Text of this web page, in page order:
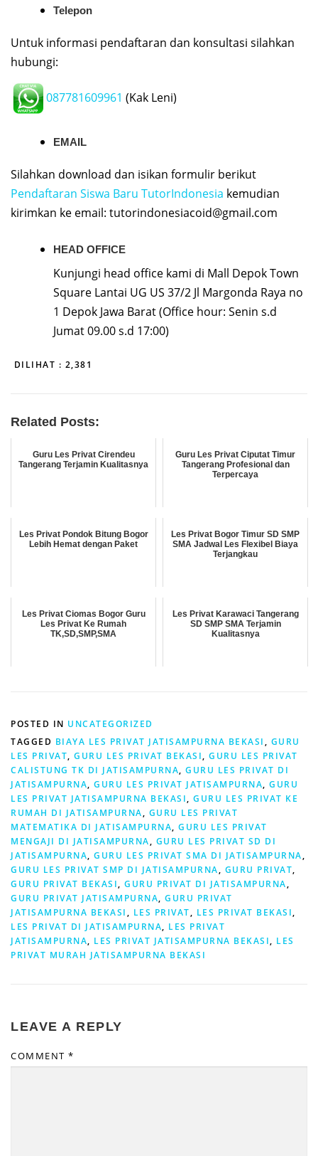
Telepon
Untuk informasi pendaftaran dan konsultasi silahkan
hubungi:
087781609961 (Kak Leni)
EMAIL
Silahkan download dan isikan formulir berikut
Pendaftaran Siswa Baru TutorIndonesia kemudian
kirimkan ke email: tutorindonesiacoid@gmail.com
HEAD OFFICE
Kunjungi head office kami di Mall Depok Town
Square Lantai UG US 37/2 Jl Margonda Raya no
1 Depok Jawa Barat (Office hour: Senin s.d
Jumat 09.00 s.d 17:00)
DILIHAT : 2,381
Related Posts:
Guru Les Privat Cirendeu
Tangerang Terjamin Kualitasnya
Guru Les Privat Ciputat Timur
Tangerang Profesional dan
Terpercaya
Les Privat Pondok Bitung Bogor
Lebih Hemat dengan Paket
Les Privat Bogor Timur SD SMP
SMA Jadwal Les Flexibel Biaya
Terjangkau
Les Privat Ciomas Bogor Guru
Les Privat Ke Rumah
TK,SD,SMP,SMA
Les Privat Karawaci Tangerang
SD SMP SMA Terjamin
Kualitasnya
POSTED IN UNCATEGORIZED
TAGGED BIAYA LES PRIVAT JATISAMPURNA BEKASI, GURU
LES PRIVAT, GURU LES PRIVAT BEKASI, GURU LES PRIVAT
CALISTUNG TK DI JATISAMPURNA, GURU LES PRIVAT DI
JATISAMPURNA, GURU LES PRIVAT JATISAMPURNA, GURU
LES PRIVAT JATISAMPURNA BEKASI, GURU LES PRIVAT KE
RUMAH DI JATISAMPURNA, GURU LES PRIVAT
MATEMATIKA DI JATISAMPURNA, GURU LES PRIVAT
MENGAJI DI JATISAMPURNA, GURU LES PRIVAT SD DI
JATISAMPURNA, GURU LES PRIVAT SMA DI JATISAMPURNA,
GURU LES PRIVAT SMP DI JATISAMPURNA, GURU PRIVAT,
GURU PRIVAT BEKASI, GURU PRIVAT DI JATISAMPURNA,
GURU PRIVAT JATISAMPURNA, GURU PRIVAT
JATISAMPURNA BEKASI, LES PRIVAT, LES PRIVAT BEKASI,
LES PRIVAT DI JATISAMPURNA, LES PRIVAT
JATISAMPURNA, LES PRIVAT JATISAMPURNA BEKASI, LES
PRIVAT MURAH JATISAMPURNA BEKASI
LEAVE A REPLY
COMMENT *